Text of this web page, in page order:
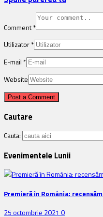
Comment*
Utilizator*
E-mail *
Website
Cautare
Cauta:
Evenimentele Lunii
Premieră în România:
25 octombrie 2021 0